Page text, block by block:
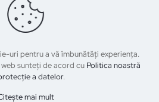
uri pentru a vă îmbunătăți experiența.
sunteți de acord cu Politica noastră
a datelor.
mai mult